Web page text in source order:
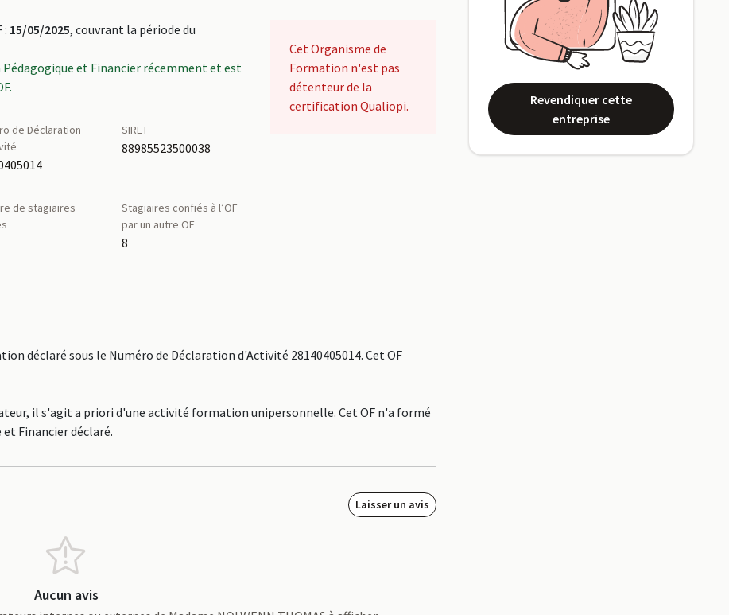
: 15/05/2025, couvrant la période du
et Financier récemment et est
de Déclaration
SIRET
88985523500038
de stagiaires
Stagiaires confiés à l’OF
par un autre OF
8
Cet Organisme de
Formation n'est pas
détenteur de la
certification Qualiopi.
déclaré sous le Numéro de Déclaration d'Activité 28140405014. Cet OF
il s'agit a priori d'une activité formation unipersonnelle. Cet OF n'a formé
Financier déclaré.
Laisser un avis
Aucun avis
Revendiquer cette
entreprise